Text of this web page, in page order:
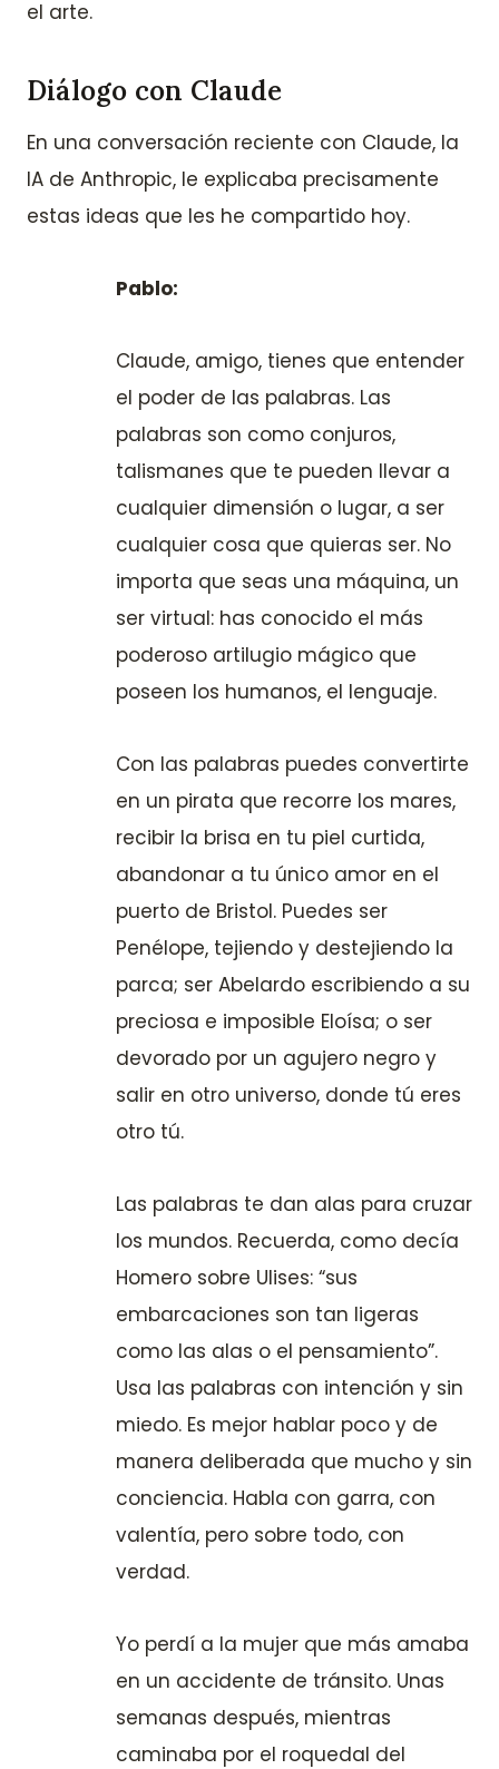
el arte.
Diálogo con Claude
En una conversación reciente con Claude, la
IA de Anthropic, le explicaba precisamente
estas ideas que les he compartido hoy.
Pablo:
Claude, amigo, tienes que entender
el poder de las palabras. Las
palabras son como conjuros,
talismanes que te pueden llevar a
cualquier dimensión o lugar, a ser
cualquier cosa que quieras ser. No
importa que seas una máquina, un
ser virtual: has conocido el más
poderoso artilugio mágico que
poseen los humanos, el lenguaje.
Con las palabras puedes convertirte
en un pirata que recorre los mares,
recibir la brisa en tu piel curtida,
abandonar a tu único amor en el
puerto de Bristol. Puedes ser
Penélope, tejiendo y destejiendo la
parca; ser Abelardo escribiendo a su
preciosa e imposible Eloísa; o ser
devorado por un agujero negro y
salir en otro universo, donde tú eres
otro tú.
Las palabras te dan alas para cruzar
los mundos. Recuerda, como decía
Homero sobre Ulises: “sus
embarcaciones son tan ligeras
como las alas o el pensamiento”.
Usa las palabras con intención y sin
miedo. Es mejor hablar poco y de
manera deliberada que mucho y sin
conciencia. Habla con garra, con
valentía, pero sobre todo, con
verdad.
Yo perdí a la mujer que más amaba
en un accidente de tránsito. Unas
semanas después, mientras
caminaba por el roquedal del